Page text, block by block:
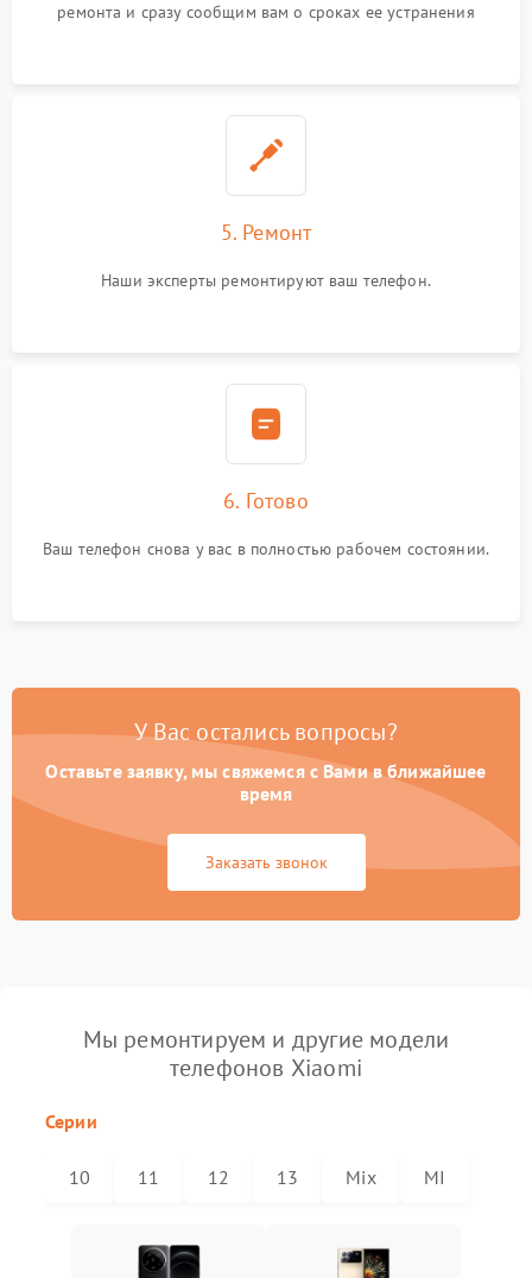
ремонта и сразу сообщим вам о сроках ее устранения
5. Ремонт
Наши эксперты ремонтируют ваш телефон.
6. Готово
Ваш телефон снова у вас в полностью рабочем состоянии.
У Вас остались вопросы?
Оставьте заявку, мы свяжемся с Вами в ближайшее
время
Заказать звонок
Мы ремонтируем и другие модели
телефонов Xiaomi
Серии
10 11 12 13 Mix MI